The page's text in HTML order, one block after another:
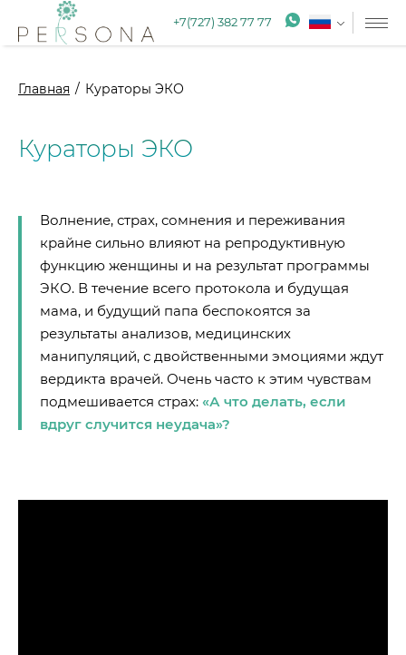
+7(727) 382 77 77
Главная Кураторы ЭКО
Кураторы ЭКО
Волнение, страх, сомнения и переживания
крайне сильно влияют на репродуктивную
функцию женщины и на результат программы
ЭКО. В течение всего протокола и будущая
мама, и будущий папа беспокоятся за
результаты анализов, медицинских
манипуляций, с двойственными эмоциями ждут
вердикта врачей. Очень часто к этим чувствам
подмешивается страх: «А что делать, если
вдруг случится неудача»?